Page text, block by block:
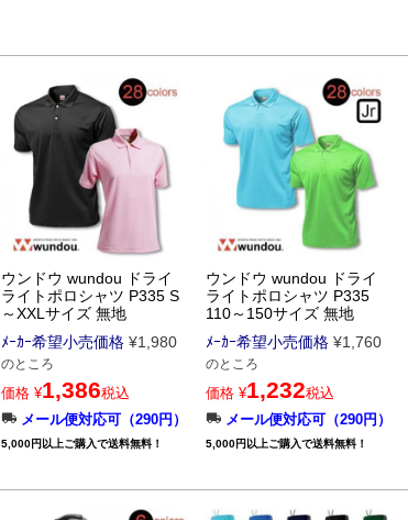
ウンドウ wundou ドライ
ライトポロシャツ P335 S
～XXLサイズ 無地
ﾒｰｶｰ希望小売価格 ¥1,980
のところ
価格 ¥1,386税込
メール便対応可（290円）
5,000円以上ご購入で送料無料！
ウンドウ wundou ドライ
ライトポロシャツ P335
110～150サイズ 無地
ﾒｰｶｰ希望小売価格 ¥1,760
のところ
価格 ¥1,232税込
メール便対応可（290円）
5,000円以上ご購入で送料無料！